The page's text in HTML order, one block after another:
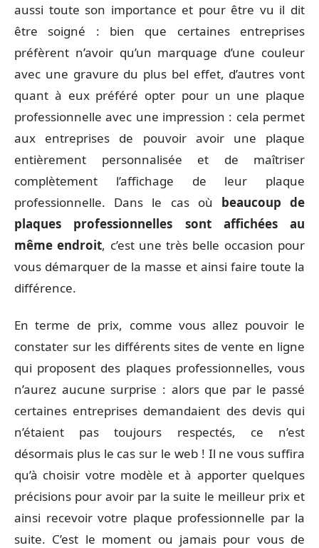
aussi toute son importance et pour être vu il dit
être soigné : bien que certaines entreprises
préfèrent n’avoir qu’un marquage d’une couleur
avec une gravure du plus bel effet, d’autres vont
quant à eux préféré opter pour un une plaque
professionnelle avec une impression : cela permet
aux entreprises de pouvoir avoir une plaque
entièrement personnalisée et de maîtriser
complètement l’affichage de leur plaque
professionnelle. Dans le cas où beaucoup de
plaques professionnelles sont affichées au
même endroit, c’est une très belle occasion pour
vous démarquer de la masse et ainsi faire toute la
différence.
En terme de prix, comme vous allez pouvoir le
constater sur les différents sites de vente en ligne
qui proposent des plaques professionnelles, vous
n’aurez aucune surprise : alors que par le passé
certaines entreprises demandaient des devis qui
n’étaient pas toujours respectés, ce n’est
désormais plus le cas sur le web ! Il ne vous suffira
qu’à choisir votre modèle et à apporter quelques
précisions pour avoir par la suite le meilleur prix et
ainsi recevoir votre plaque professionnelle par la
suite. C’est le moment ou jamais pour vous de